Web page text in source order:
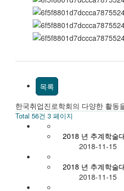
목록
한국취업진로학회의 다양한 활동
Total 56건 3 페이지
2018 년 추계학술
2018-11-15
2018 년 추계학술
2018-11-15